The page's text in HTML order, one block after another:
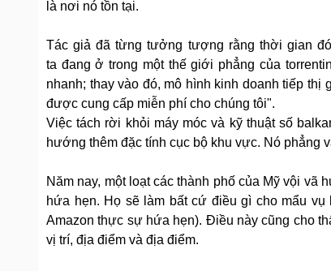
là nơi nó tồn tại.
Tác giả đã từng tưởng tượng rằng thời gian
ta đang ở trong một thế giới phẳng của
nhanh; thay vào đó, mô hình kinh doanh tiếp
được cung cấp miễn phí cho chúng tôi".
Việc tách rời khỏi máy móc và kỹ thuật số
hướng thêm đặc tính cục bộ khu vực. Nó phẳng
Năm nay, một loạt các thành phố của Mỹ vội
hứa hẹn. Họ sẽ làm bất cứ điều gì cho mẩu
Amazon thực sự hứa hẹn). Điều này cũng cho
vị trí, địa điểm và địa điểm.